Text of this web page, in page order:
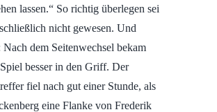
lassen.“ So richtig überlegen sei
nicht gewesen. Und
Nach dem Seitenwechsel bekam
besser in den Griff. Der
fiel nach gut einer Stunde, als
eine Flanke von Frederik